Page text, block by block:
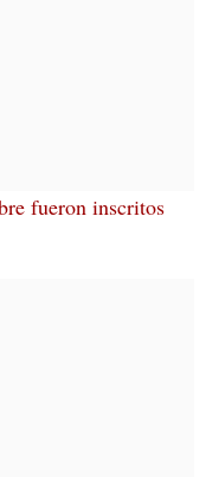
fueron inscritos